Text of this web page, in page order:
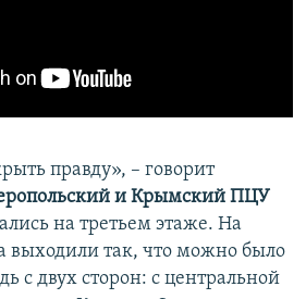
правду», – говорит
и Крымский ПЦУ
на третьем этаже. На
выходили так, что можно было
с двух сторон: с центральной